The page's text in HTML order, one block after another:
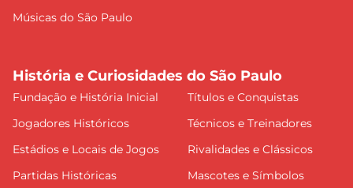
Músicas do São Paulo
História e Curiosidades do São Paulo
Fundação e História Inicial
Títulos e Conquistas
Jogadores Históricos
Técnicos e Treinadores
Estádios e Locais de Jogos
Rivalidades e Clássicos
Partidas Históricas
Mascotes e Símbolos